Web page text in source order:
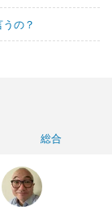
の？
総合